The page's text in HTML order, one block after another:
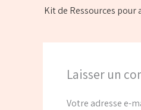
Kit de Ressources
Laisser un
Votre adresse e-